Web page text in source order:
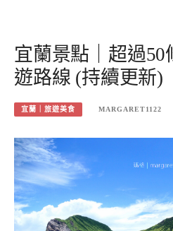
宜蘭景點｜超過50
遊路線 (持續更新)
宜蘭｜旅遊美食 MARGARET1122